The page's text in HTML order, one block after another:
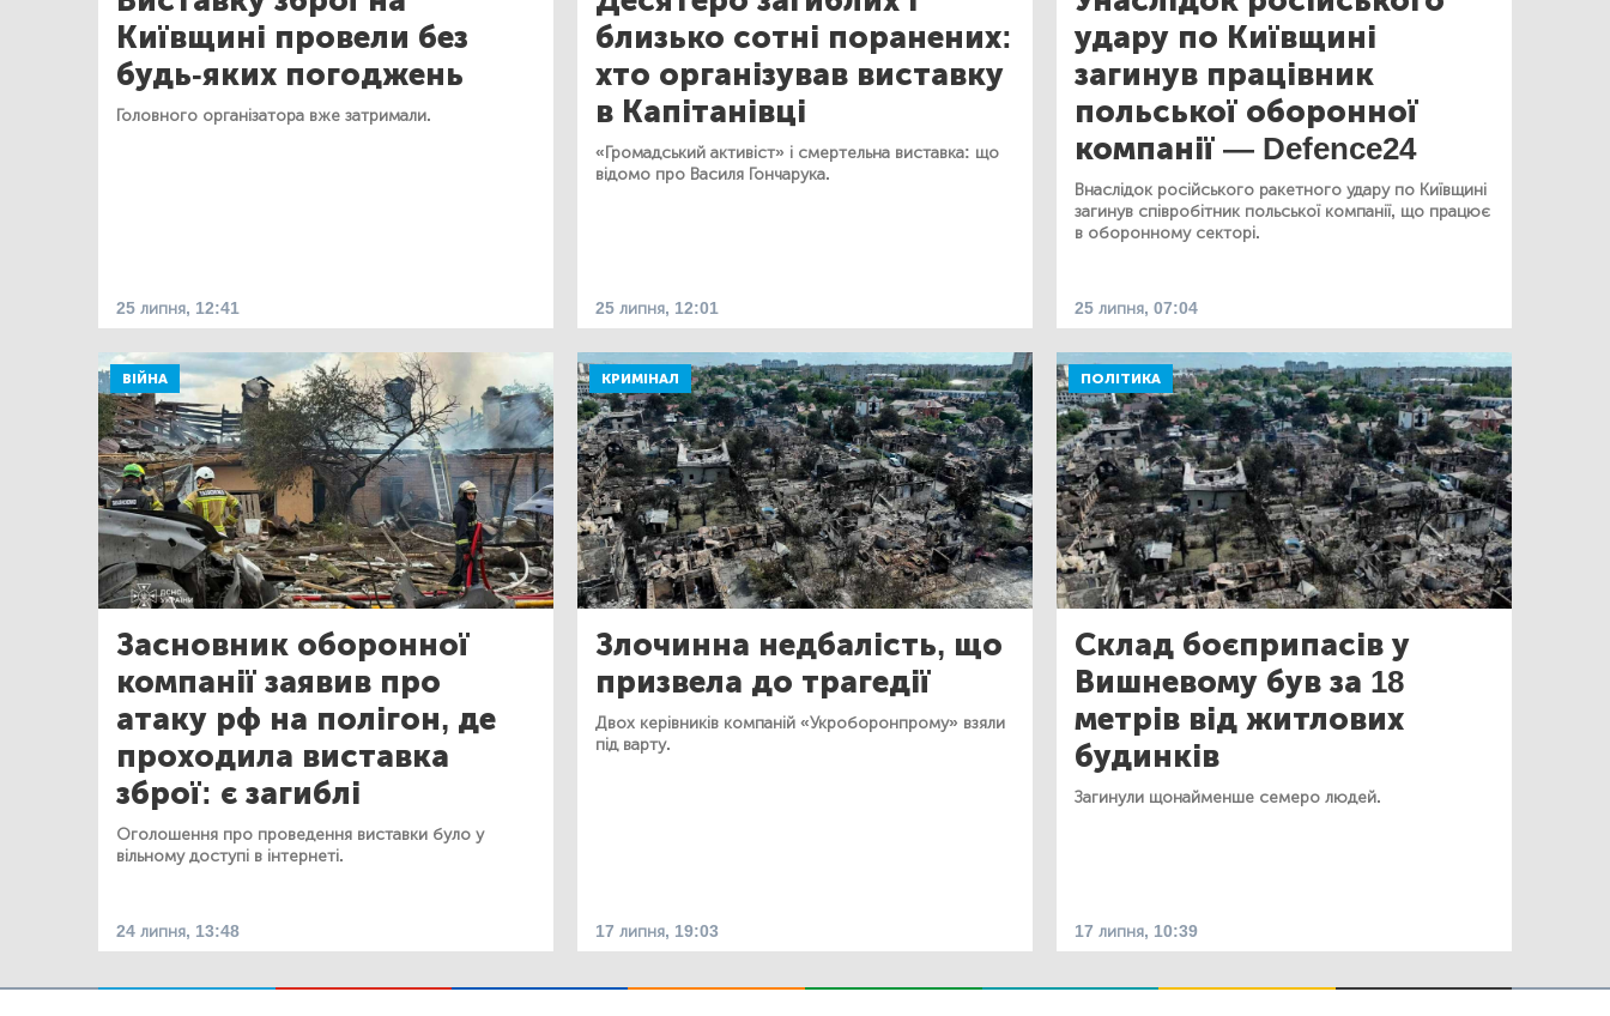
Київщині провели без
будь-яких погоджень
Головного організатора вже затримали.
25 липня, 12:41
близько сотні поранених:
хто організував виставку
в Капітанівці
«Громадський активіст» і смертельна виставка: що
відомо про Василя Гончарука.
25 липня, 12:01
удару по Київщині
загинув працівник
польської оборонної
компанії — Defence24
Внаслідок російського ракетного удару по Київщині
загинув співробітник польської компанії, що працює
в оборонному секторі.
25 липня, 07:04
ВІЙНА
Засновник оборонної
компанії заявив про
атаку рф на полігон, де
проходила виставка
зброї: є загиблі
Оголошення про проведення виставки було у
вільному доступі в інтернеті.
24 липня, 13:48
КРИМІНАЛ
Злочинна недбалість, що
призвела до трагедії
Двох керівників компаній «Укроборонпрому» взяли
під варту.
17 липня, 19:03
ПОЛІТИКА
Склад боєприпасів у
Вишневому був за 18
метрів від житлових
будинків
Загинули щонайменше семеро людей.
17 липня, 10:39